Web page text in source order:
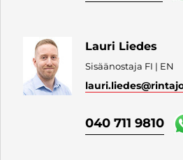
Lauri Liedes
Sisäänostaja FI | EN
lauri.liedes
040 711 9810